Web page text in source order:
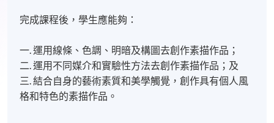
完成課程後，學生應能夠：
一. 運用線條、色調、明暗及構圖去創作素描作品；
二. 運用不同媒介和實驗性方法去創作素描作品；及
三. 結合自身的藝術素質和美學觸覺，創作具有個人風
格和特色的素描作品。